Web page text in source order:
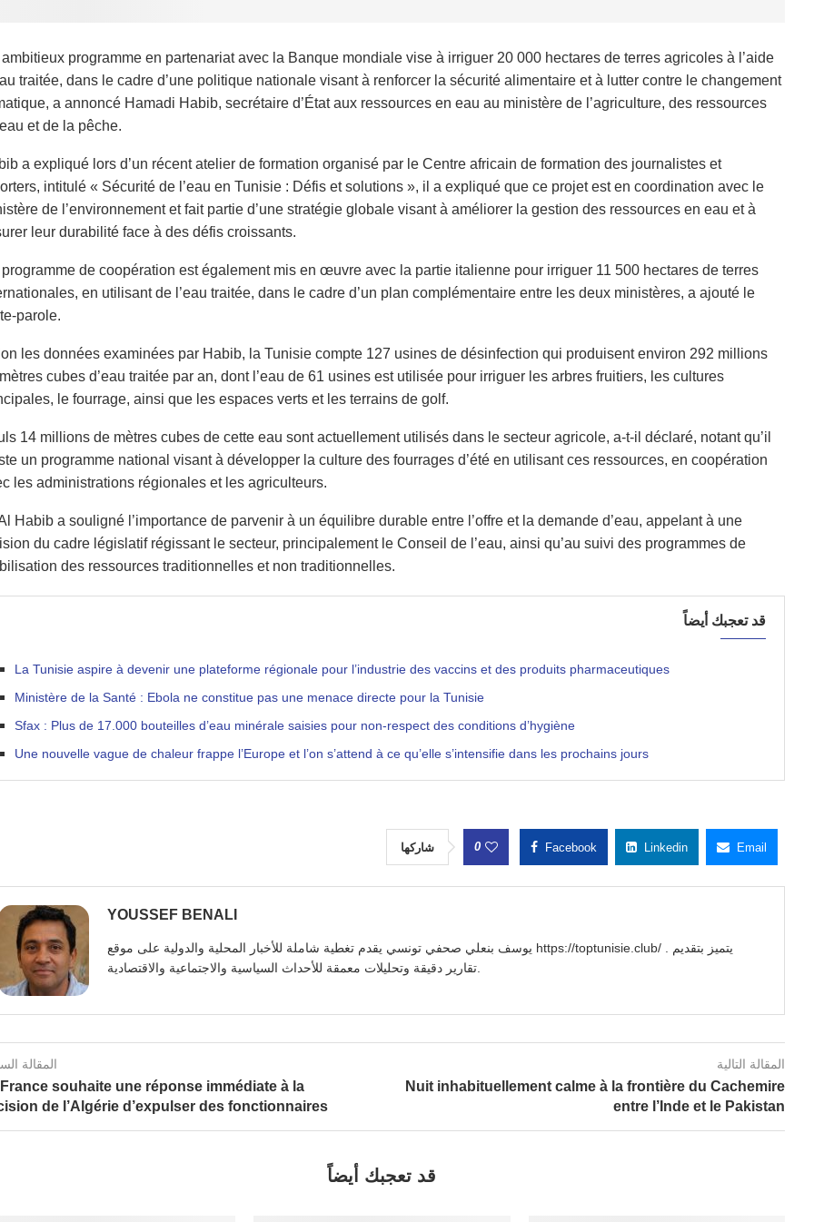
programme en partenariat avec la Banque mondiale vise à irriguer 20 000 hectares de terres agricoles à l’aide
traitée, dans le cadre d’une politique nationale visant à renforcer la sécurité alimentaire et à lutter contre le changement
a annoncé Hamadi Habib, secrétaire d’État aux ressources en eau au ministère de l’agriculture, des ressources
et de la pêche.
a expliqué lors d’un récent atelier de formation organisé par le Centre africain de formation des journalistes et
intitulé « Sécurité de l’eau en Tunisie : Défis et solutions », il a expliqué que ce projet est en coordination avec le
de l’environnement et fait partie d’une stratégie globale visant à améliorer la gestion des ressources en eau et à
leur durabilité face à des défis croissants.
de coopération est également mis en œuvre avec la partie italienne pour irriguer 11 500 hectares de terres
en utilisant de l’eau traitée, dans le cadre d’un plan complémentaire entre les deux ministères, a ajouté le
parole.
les données examinées par Habib, la Tunisie compte 127 usines de désinfection qui produisent environ 292 millions
cubes d’eau traitée par an, dont l’eau de 61 usines est utilisée pour irriguer les arbres fruitiers, les cultures
le fourrage, ainsi que les espaces verts et les terrains de golf.
14 millions de mètres cubes de cette eau sont actuellement utilisés dans le secteur agricole, a-t-il déclaré, notant qu’il
un programme national visant à développer la culture des fourrages d’été en utilisant ces ressources, en coopération
les administrations régionales et les agriculteurs.
Habib a souligné l’importance de parvenir à un équilibre durable entre l’offre et la demande d’eau, appelant à une
du cadre législatif régissant le secteur, principalement le Conseil de l’eau, ainsi qu’au suivi des programmes de
des ressources traditionnelles et non traditionnelles.
قد تعجبك أيضاً
La Tunisie aspire à devenir une plateforme régionale pour l’industrie des vaccins et des produits pharmaceutiques
Ministère de la Santé : Ebola ne constitue pas une menace directe pour la Tunisie
Sfax : Plus de 17.000 bouteilles d’eau minérale saisies pour non-respect des conditions d’hygiène
Une nouvelle vague de chaleur frappe l’Europe et l’on s’attend à ce qu’elle s’intensifie dans les prochains jours
شاركها 0 Facebook Linkedin Email
YOUSSEF BENALI
يوسف بنعلي صحفي تونسي يقدم تغطية شاملة للأخبار المحلية والدولية على موقع https://toptunisie.club/ . يتميز بتقديم
تقارير دقيقة وتحليلات معمقة للأحداث السياسية والاجتماعية والاقتصادية.
المقالة
France souhaite une réponse immédiate à la
de l’Algérie d’expulser des fonctionnaires
المقالة التالية
Nuit inhabituellement calme à la frontière du Cachemire
entre l’Inde et le Pakistan
قد تعجبك أيضاً